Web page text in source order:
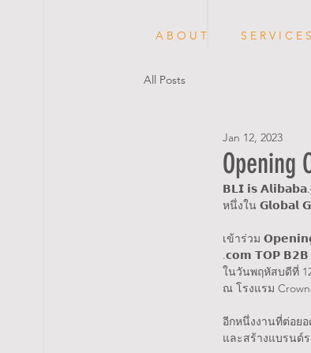
A B O U T S E R V I C E S
All Posts
Opening
Jan 12, 2023
𝗕𝗟𝗜 𝗶𝘀
หนึ่งใน 𝗚𝗹𝗼𝗯𝗮𝗹
เข้าร่วม
.𝗰𝗼𝗺 𝗧𝗢𝗣
ในวันพฤหัสบดีที่
ณ โรงแรม
อีกหนึ่งงานที่ต่อย
และสร้างแบรนด์